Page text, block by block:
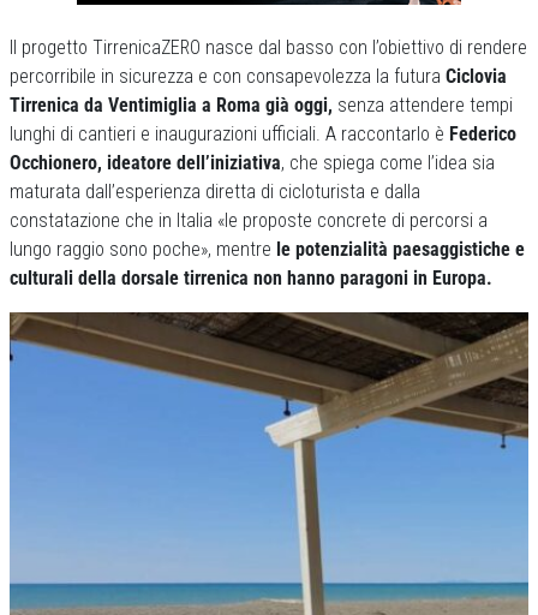
Il progetto TirrenicaZERO nasce dal basso con l’obiettivo di rendere
percorribile in sicurezza e con consapevolezza la futura Ciclovia
Tirrenica da Ventimiglia a Roma già oggi, senza attendere tempi
lunghi di cantieri e inaugurazioni ufficiali. A raccontarlo è Federico
Occhionero, ideatore dell’iniziativa, che spiega come l’idea sia
maturata dall’esperienza diretta di cicloturista e dalla
constatazione che in Italia «le proposte concrete di percorsi a
lungo raggio sono poche», mentre le potenzialità paesaggistiche e
culturali della dorsale tirrenica non hanno paragoni in Europa.